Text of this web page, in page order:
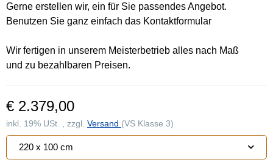
Gerne erstellen wir, ein für Sie passendes Angebot.
Benutzen Sie ganz einfach das Kontaktformular
Wir fertigen in unserem Meisterbetrieb alles nach Maß
und zu bezahlbaren Preisen.
€ 2.379,00
inkl. 19% USt. , zzgl. Versand (VS Klasse 3)
220 x 100 cm